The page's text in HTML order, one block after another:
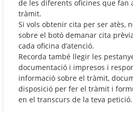
de les diferents oficines que fan
tràmit.
Si vols obtenir cita per ser atès,
sobre el botó demanar cita
cada oficina d’atenció.
Recorda també llegir les
documentació i impresos i
informació sobre el tràmit,
disposició per fer el tràmit i
en el transcurs de la teva petició.